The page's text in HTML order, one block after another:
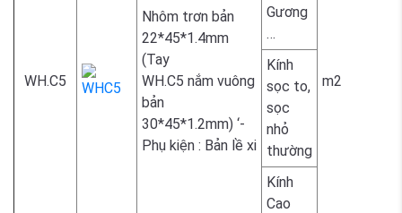
WH.C5
Nhôm trơn bản
22*45*1.4mm
(Tay
WH.C5 nắm vuông
bản
30*45*1.2mm) ‘-
Phụ kiện : Bản lề xi
m2
Gương
…
Kính
sọc to,
sọc
nhỏ
thường
Kính
Cao